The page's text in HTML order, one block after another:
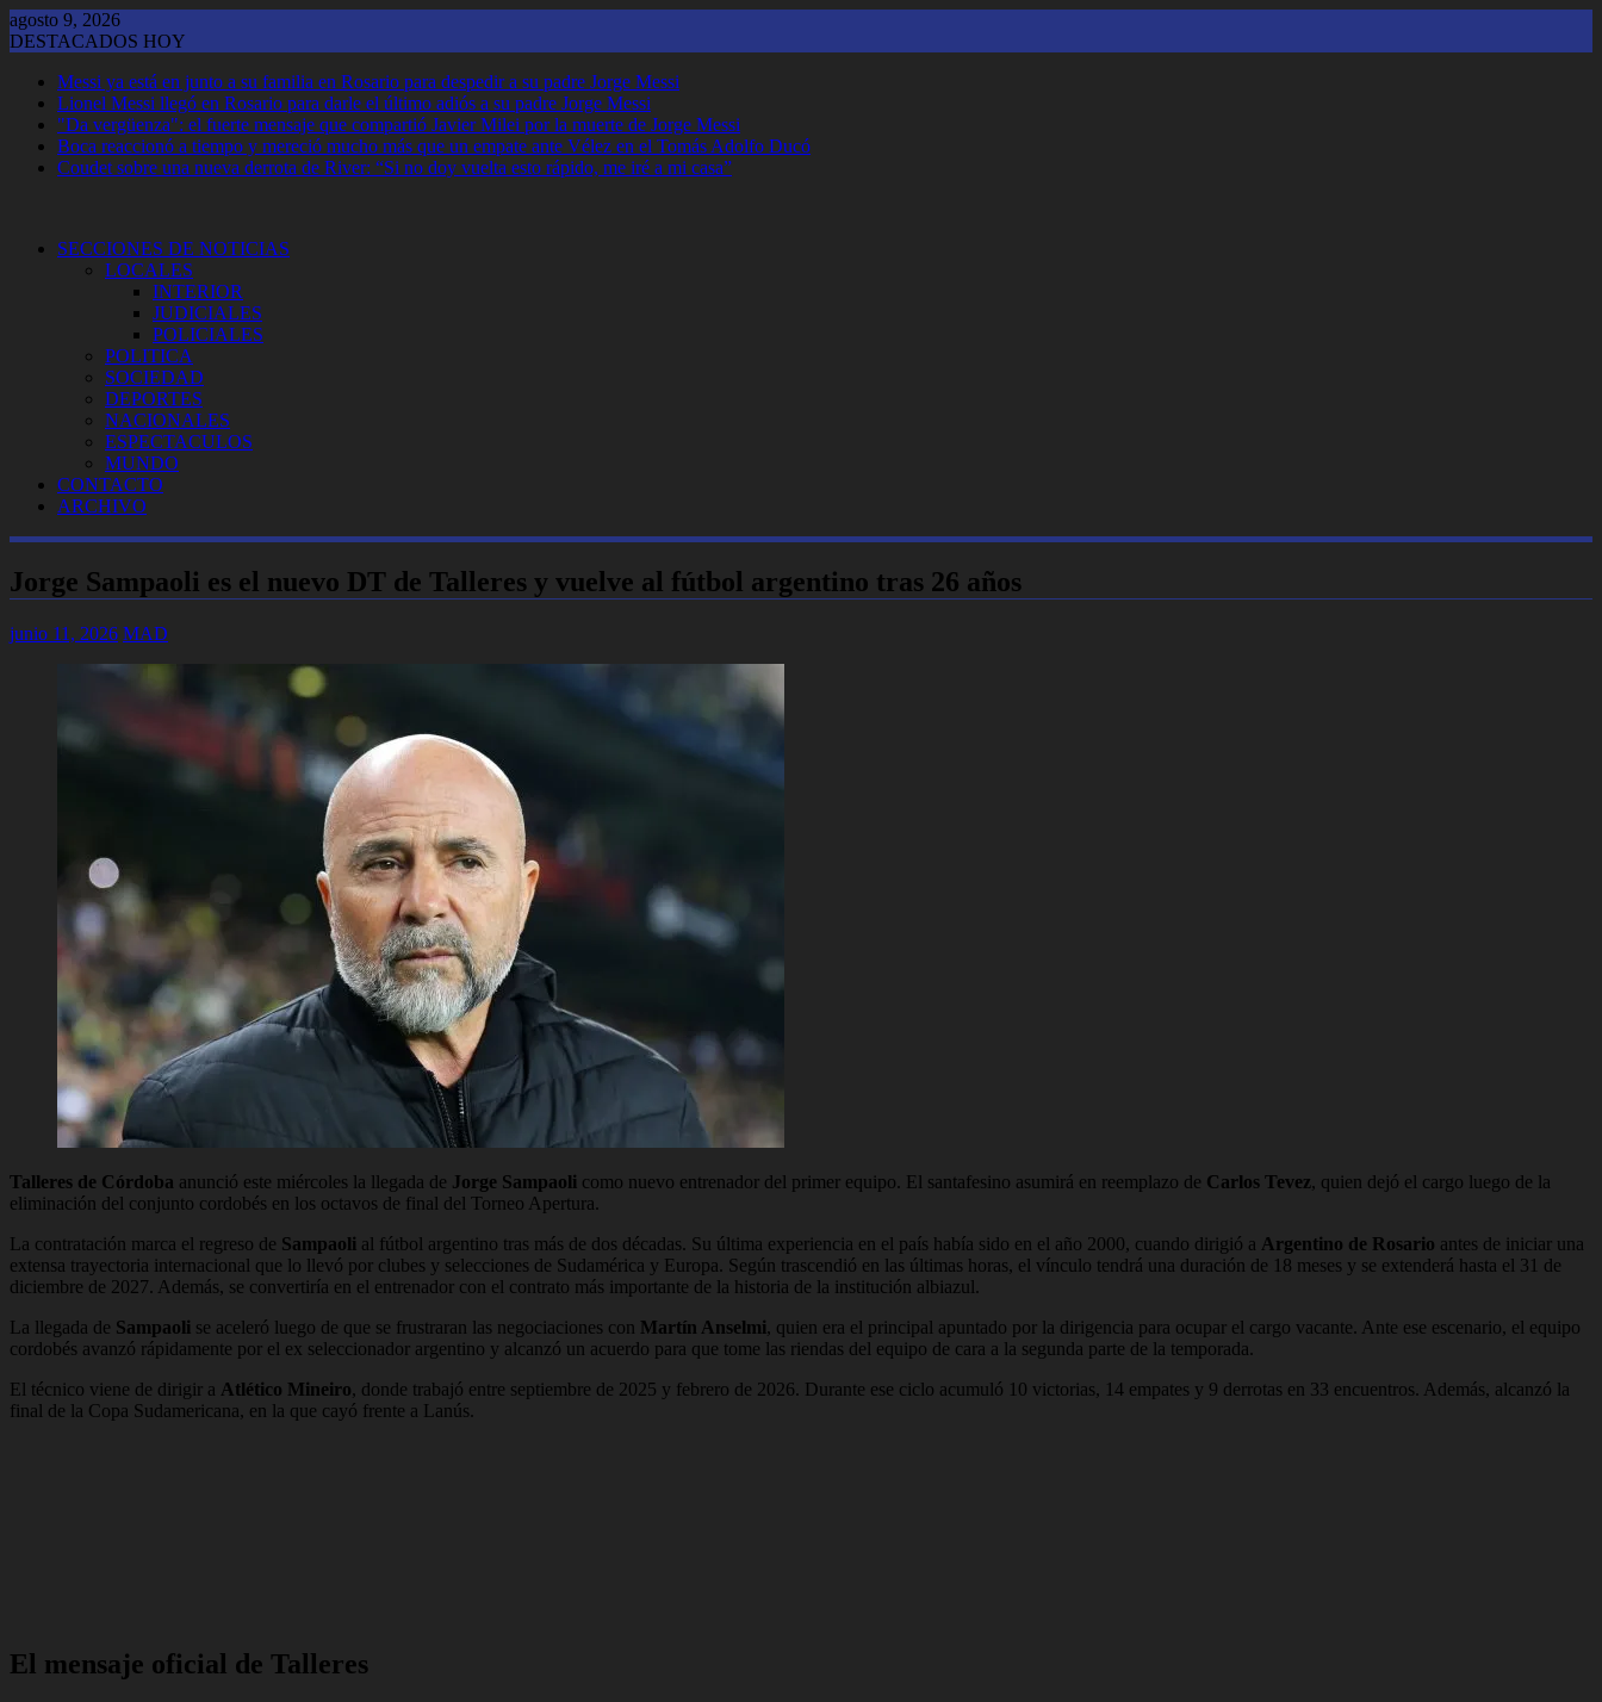
Saltar
al
agosto 9, 2026
DESTACADOS HOY
Messi ya está en junto a su familia en Rosario para despedir a su padre Jorge Messi
Lionel Messi llegó en Rosario para darle el último adiós a su padre Jorge Messi
"Da vergüenza": el fuerte mensaje que compartió Javier Milei por la muerte de Jorge Messi
Boca reaccionó a tiempo y mereció mucho más que un empate ante Vélez en el Tomás Adolfo Ducó
Coudet sobre una nueva derrota de River: “Si no doy vuelta esto rápido, me iré a mi casa”
SECCIONES DE NOTICIAS
LOCALES
INTERIOR
JUDICIALES
POLICIALES
POLITICA
SOCIEDAD
DEPORTES
NACIONALES
ESPECTACULOS
MUNDO
CONTACTO
ARCHIVO
Jorge Sampaoli es el nuevo DT de Talleres y vuelve al fútbol argentino tras 26 años
junio 11, 2026 MAD
Talleres de Córdoba anunció este miércoles la llegada de Jorge Sampaoli como nuevo entrenador del primer equipo. El santafesino asumirá en reemplazo de Carlos Tevez, quien dejó el cargo luego de la
eliminación del conjunto cordobés en los octavos de final del Torneo Apertura.
La contratación marca el regreso de Sampaoli al fútbol argentino tras más de dos décadas. Su última experiencia en el país había sido en el año 2000, cuando dirigió a Argentino de Rosario antes de iniciar una
extensa trayectoria internacional que lo llevó por clubes y selecciones de Sudamérica y Europa. Según trascendió en las últimas horas, el vínculo tendrá una duración de 18 meses y se extenderá hasta el 31 de
diciembre de 2027. Además, se convertiría en el entrenador con el contrato más importante de la historia de la institución albiazul.
La llegada de Sampaoli se aceleró luego de que se frustraran las negociaciones con Martín Anselmi, quien era el principal apuntado por la dirigencia para ocupar el cargo vacante. Ante ese escenario, el equipo
cordobés avanzó rápidamente por el ex seleccionador argentino y alcanzó un acuerdo para que tome las riendas del equipo de cara a la segunda parte de la temporada.
El técnico viene de dirigir a Atlético Mineiro, donde trabajó entre septiembre de 2025 y febrero de 2026. Durante ese ciclo acumuló 10 victorias, 14 empates y 9 derrotas en 33 encuentros. Además, alcanzó la
final de la Copa Sudamericana, en la que cayó frente a Lanús.
El mensaje oficial de Talleres